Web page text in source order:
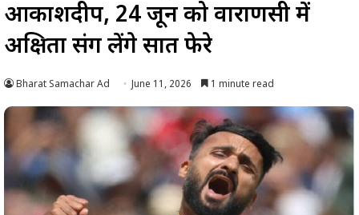
आकाशदीप, 24 जून को वाराणसी में
अक्षिता संग लेंगे सात फेरे
Bharat Samachar Ad June 11, 2026 1 minute read